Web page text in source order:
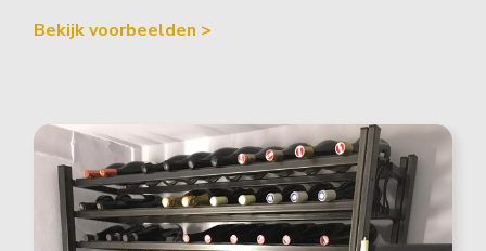
Bekijk voorbeelden >